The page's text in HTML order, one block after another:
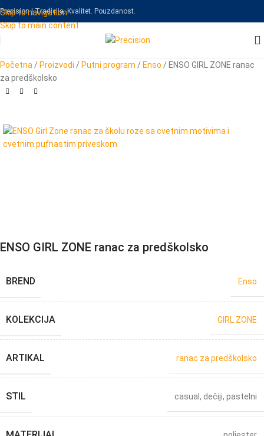
Skip to navigation
Skip to main content
Precision | Tradicija. Kvalitet. Pouzdanost.
Početna / Proizvodi / Putni program / Enso / ENSO GIRL ZONE ranac
za predškolsko
ENSO GIRL ZONE ranac za predškolsko
BREND Enso
KOLEKCIJA GIRL ZONE
ARTIKAL ranac za predškolsko
STIL casual , dečiji, pastelni